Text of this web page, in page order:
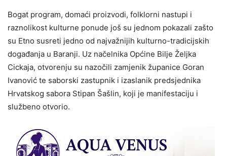
Bogat program, domaći proizvodi, folklorni nastupi i
raznolikost kulturne ponude još su jednom pokazali zašto
su Etno susreti jedno od najvažnijih kulturno-tradicijskih
događanja u Baranji. Uz načelnika Općine Bilje Željka
Cickaja, otvorenju su nazočili zamjenik županice Goran
Ivanović te saborski zastupnik i izaslanik predsjednika
Hrvatskog sabora Stipan Šašlin, koji je manifestaciju i
službeno otvorio.